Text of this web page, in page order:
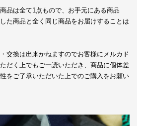
品は全て1点もので、お手元にある商品
た商品と全く同じ商品をお届けすることは
交換は出来かねますのでお客様にメルカド
だく上でもご一読いただき、商品に個体差
をご了承いただいた上でのご購入をお願い